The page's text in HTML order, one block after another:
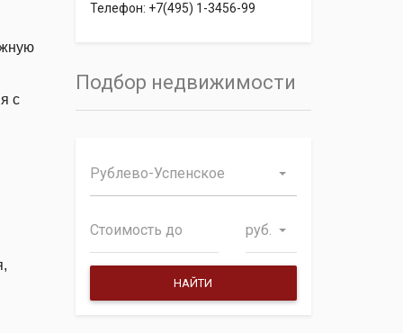
с
Телефон: +7(495) 1-3456-99
Подбор недвижимости
Рублево-Успенское
руб.